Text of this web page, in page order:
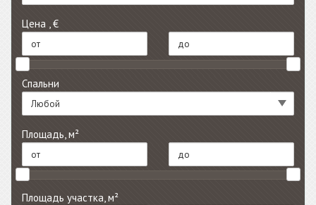
Цена , €
Спальни
Любой
Площадь, м²
Площадь участка, м²